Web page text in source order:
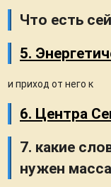
Что есть
5.
и приход от него к
6. Центра
7. какие
нужен